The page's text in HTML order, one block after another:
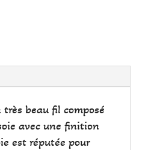
beau fil composé
avec une finition
est réputée pour